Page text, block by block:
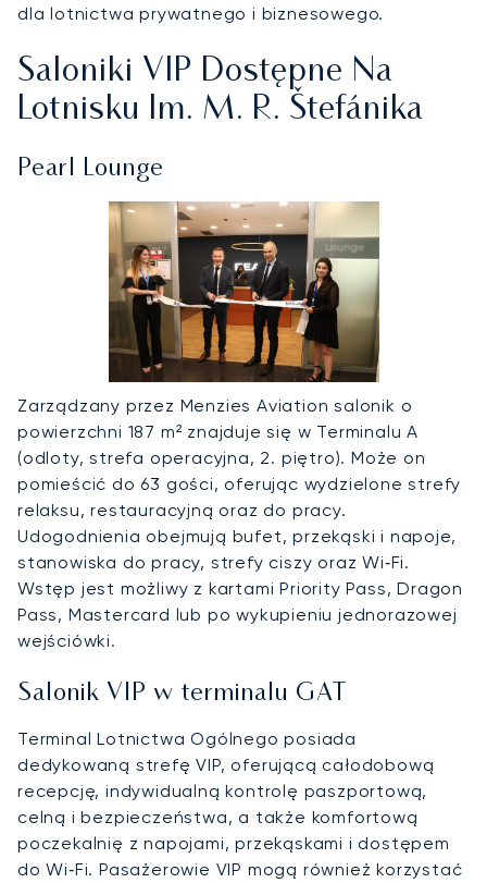
dla lotnictwa prywatnego i biznesowego.
Saloniki VIP Dostępne Na
Lotnisku Im. M. R. Štefánika
Pearl Lounge
Zarządzany przez Menzies Aviation salonik o
powierzchni 187 m² znajduje się w Terminalu A
(odloty, strefa operacyjna, 2. piętro). Może on
pomieścić do 63 gości, oferując wydzielone strefy
relaksu, restauracyjną oraz do pracy.
Udogodnienia obejmują bufet, przekąski i napoje,
stanowiska do pracy, strefy ciszy oraz Wi‑Fi.
Wstęp jest możliwy z kartami Priority Pass, Dragon
Pass, Mastercard lub po wykupieniu jednorazowej
wejściówki.
Salonik VIP w terminalu GAT
Terminal Lotnictwa Ogólnego posiada
dedykowaną strefę VIP, oferującą całodobową
recepcję, indywidualną kontrolę paszportową,
celną i bezpieczeństwa, a także komfortową
poczekalnię z napojami, przekąskami i dostępem
do Wi‑Fi. Pasażerowie VIP mogą również korzystać